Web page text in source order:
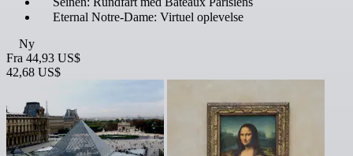
Eternal Notre-Dame: Virtuel oplevelse
Ny
Fra 44,93 US$
42,68 US$